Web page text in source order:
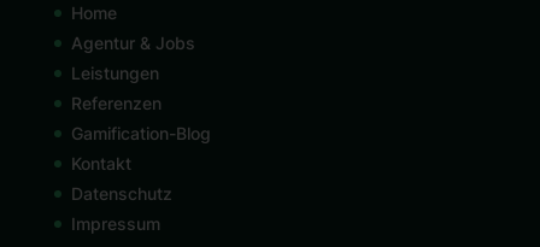
Home
Agentur & Jobs
Leistungen
Referenzen
Gamification-Blog
Kontakt
Datenschutz
Impressum